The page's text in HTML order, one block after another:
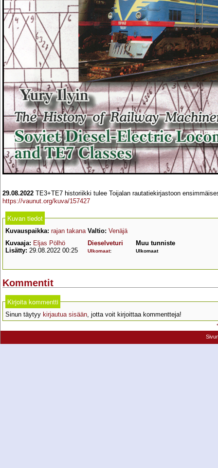
29.08.2022 TE3+TE7 historiikki tulee Toijalan rautatiekirjastoon
https://vaunut.org/kuva/157427
Kuvan tiedot
Kuvauspaikka: rajan takana Valtio: Venäjä
Kuvaaja: Eljas Pölhö
Lisätty: 29.08.2022 00:25
Dieselveturi
Ulkomaat:
Muu tunniste
Ulkomaat
Kommentit
Kirjoita kommentti
Sinun täytyy kirjautua sisään, jotta voit kirjoittaa kommentteja!